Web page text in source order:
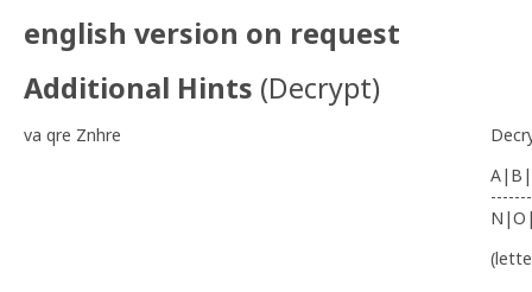
english version on request
Additional Hints (Decrypt)
va qre Znhre